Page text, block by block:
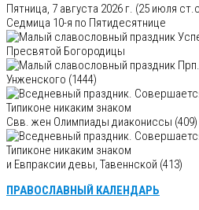
Пятница, 7 августа 2026 г. (25 июля
Седмица 10-я по Пятидесятнице
Пресвятой Богородицы
Унженского (1444)
Свв. жен Олимпиады диакониссы (409)
и Евпраксии девы, Тавеннской (413)
ПРАВОСЛАВНЫЙ КАЛЕНДАРЬ